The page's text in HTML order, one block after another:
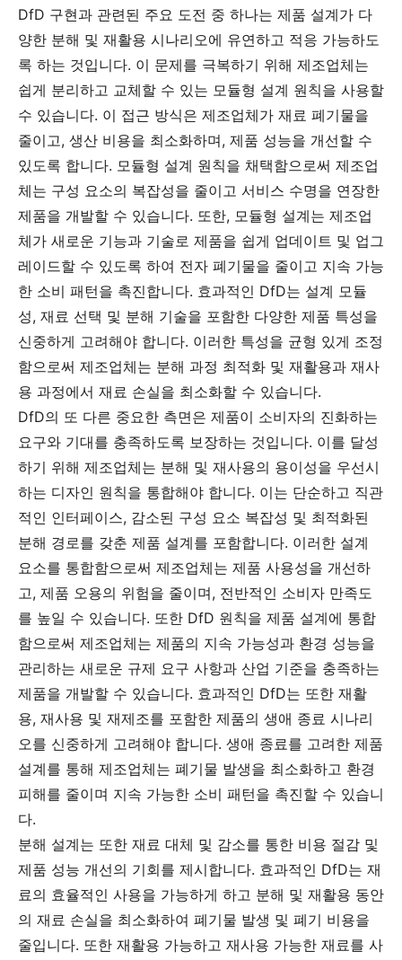
DfD 구현과 관련된 주요 도전 중 하나는 제품 설계가 다
양한 분해 및 재활용 시나리오에 유연하고 적응 가능하도
록 하는 것입니다. 이 문제를 극복하기 위해 제조업체는
쉽게 분리하고 교체할 수 있는 모듈형 설계 원칙을 사용할
수 있습니다. 이 접근 방식은 제조업체가 재료 폐기물을
줄이고, 생산 비용을 최소화하며, 제품 성능을 개선할 수
있도록 합니다. 모듈형 설계 원칙을 채택함으로써 제조업
체는 구성 요소의 복잡성을 줄이고 서비스 수명을 연장한
제품을 개발할 수 있습니다. 또한, 모듈형 설계는 제조업
체가 새로운 기능과 기술로 제품을 쉽게 업데이트 및 업그
레이드할 수 있도록 하여 전자 폐기물을 줄이고 지속 가능
한 소비 패턴을 촉진합니다. 효과적인 DfD는 설계 모듈
성, 재료 선택 및 분해 기술을 포함한 다양한 제품 특성을
신중하게 고려해야 합니다. 이러한 특성을 균형 있게 조정
함으로써 제조업체는 분해 과정 최적화 및 재활용과 재사
용 과정에서 재료 손실을 최소화할 수 있습니다.
DfD의 또 다른 중요한 측면은 제품이 소비자의 진화하는
요구와 기대를 충족하도록 보장하는 것입니다. 이를 달성
하기 위해 제조업체는 분해 및 재사용의 용이성을 우선시
하는 디자인 원칙을 통합해야 합니다. 이는 단순하고 직관
적인 인터페이스, 감소된 구성 요소 복잡성 및 최적화된
분해 경로를 갖춘 제품 설계를 포함합니다. 이러한 설계
요소를 통합함으로써 제조업체는 제품 사용성을 개선하
고, 제품 오용의 위험을 줄이며, 전반적인 소비자 만족도
를 높일 수 있습니다. 또한 DfD 원칙을 제품 설계에 통합
함으로써 제조업체는 제품의 지속 가능성과 환경 성능을
관리하는 새로운 규제 요구 사항과 산업 기준을 충족하는
제품을 개발할 수 있습니다. 효과적인 DfD는 또한 재활
용, 재사용 및 재제조를 포함한 제품의 생애 종료 시나리
오를 신중하게 고려해야 합니다. 생애 종료를 고려한 제품
설계를 통해 제조업체는 폐기물 발생을 최소화하고 환경
피해를 줄이며 지속 가능한 소비 패턴을 촉진할 수 있습니
다.
분해 설계는 또한 재료 대체 및 감소를 통한 비용 절감 및
제품 성능 개선의 기회를 제시합니다. 효과적인 DfD는 재
료의 효율적인 사용을 가능하게 하고 분해 및 재활용 동안
의 재료 손실을 최소화하여 폐기물 발생 및 폐기 비용을
줄입니다. 또한 재활용 가능하고 재사용 가능한 재료를 사